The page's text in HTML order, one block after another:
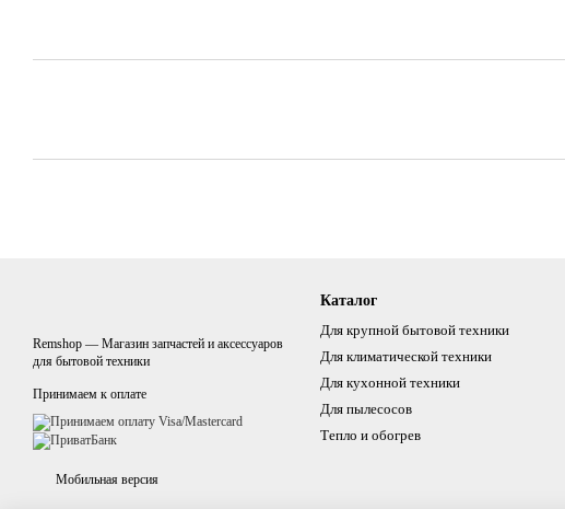
Remshop — Магазин запчастей и аксессуаров
для бытовой техники
Принимаем к оплате
Мобильная версия
Каталог
Для крупной бытовой техники
Для климатической техники
Для кухонной техники
Для пылесосов
Тепло и обогрев